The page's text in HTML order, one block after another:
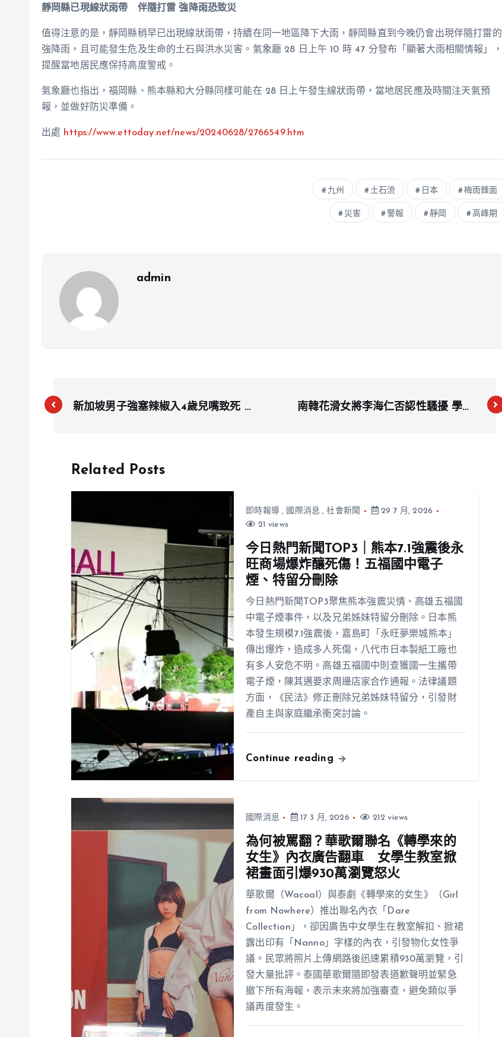
靜岡縣已現線狀雨帶 伴隨打雷 強降雨恐致災
值得注意的是，靜岡縣稍早已出現線狀雨帶，持續在同一地區降下大雨，靜岡縣直到今晚仍會出現伴隨打雷的
強降雨，且可能發生危及生命的土石與洪水災害。氣象廳 28 日上午 10 時 47 分發布「顯著大雨相關情報」，
提醒當地居民應保持高度警戒。
氣象廳也指出，福岡縣、熊本縣和大分縣同樣可能在 28 日上午發生線狀雨帶，當地居民應及時關注天氣預
報，並做好防災準備。
出處 https://www.ettoday.net/news/20240628/2766549.htm
九州 土石流 日本 梅雨鋒面
災害 警報 靜岡 高峰期
admin
新加坡男子強塞辣椒入4歲兒嘴致死 判
南韓花滑女將李海仁否認性騷擾 學弟
Related Posts
即時報導, 國際消息 ,社會新聞
29 7 月, 2026
21 views
今日熱門新聞TOP3｜熊本7.1強震後永
旺商場爆炸釀死傷！五福國中電子
煙、特留分刪除
今日熱門新聞TOP3聚焦熊本強震災情、高雄五福國
中電子煙事件，以及兄弟姊妹特留分刪除。日本熊
本發生規模7.1強震後，嘉島町「永旺夢樂城熊本」
傳出爆炸，造成多人死傷，八代市日本製紙工廠也
有多人安危不明。高雄五福國中則查獲國一生攜帶
電子煙，陳其邁要求周邊店家合作通報。法律議題
方面，《民法》修正刪除兄弟姊妹特留分，引發財
產自主與家庭繼承衝突討論。
Continue reading
國際消息 17 3 月, 2026 212 views
為何被罵翻？華歌爾聯名《轉學來的
女生》內衣廣告翻車 女學生教室掀
裙畫面引爆930萬瀏覽怒火
華歌爾（Wacoal）與泰劇《轉學來的女生》（Girl
from Nowhere）推出聯名內衣「Dare
Collection」，卻因廣告中女學生在教室解扣、掀裙
露出印有「Nanno」字樣的內衣，引發物化女性爭
議。民眾將照片上傳網路後迅速累積930萬瀏覽，引
發大量批評。泰國華歌爾隨即發表道歉聲明並緊急
撤下所有海報，表示未來將加強審查，避免類似爭
議再度發生。